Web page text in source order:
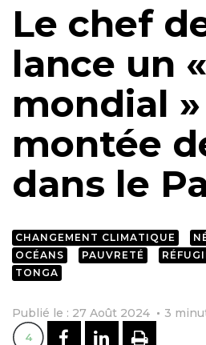
Le chef
lance un
mondial
montée
dans le
CHANGEMENT CLIMATIQUE
OCÉANS
PAUVRETÉ
TONGA
Publié le : 27 Août 2024 3
4 PARTAGER